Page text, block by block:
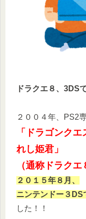
ドラクエ８、3DS
２００４年、PS2
「ドラゴンク
れし姫君」
（通称ドラクエ
２０１５年８月、
ニンテンドー３DS
した！！